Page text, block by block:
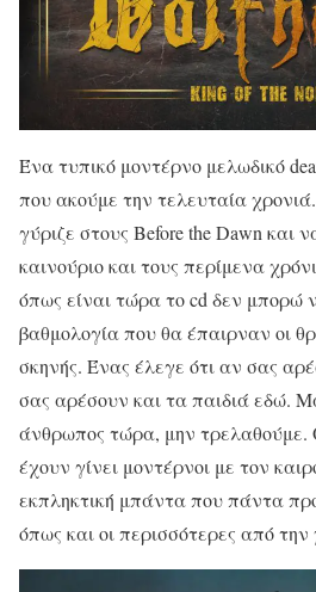
Ένα τυπικό μοντέρνο μελωδικό
που ακούμε την τελευταία
γύριζε στους Before the Dawn και
καινούριο και τους περίμενα
όπως είναι τώρα το cd δεν μπορώ
βαθμολογία που θα έπαιρναν οι
σκηνής. Ένας έλεγε ότι αν σας
σας αρέσουν και τα παιδιά εδώ.
άνθρωπος τώρα, μην τρελαθούμε.
έχουν γίνει μοντέρνοι με τον
εκπληκτική μπάντα που πάντα
όπως και οι περισσότερες από